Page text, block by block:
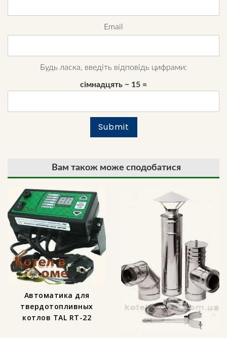
Email
Будь ласка, введіть відповідь цифрами:
сімнадцять − 15 =
Вам також може сподобатися
Автоматика для
твердотопливных
котлов TAL RT-22